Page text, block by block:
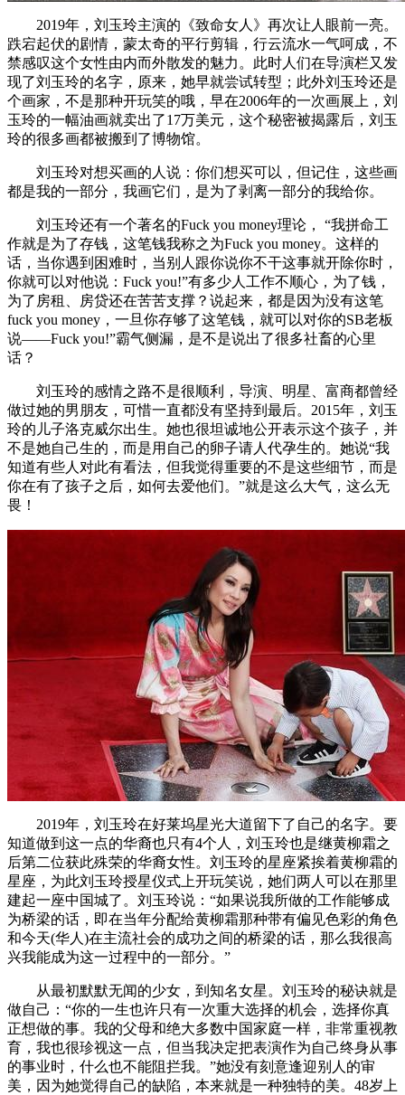
2019年，刘玉玲主演的《致命女人》再次让人眼前一亮。
跌宕起伏的剧情，蒙太奇的平行剪辑，行云流水一气呵成，不
禁感叹这个女性由内而外散发的魅力。此时人们在导演栏又发
现了刘玉玲的名字，原来，她早就尝试转型；此外刘玉玲还是
个画家，不是那种开玩笑的哦，早在2006年的一次画展上，刘
玉玲的一幅油画就卖出了17万美元，这个秘密被揭露后，刘玉
玲的很多画都被搬到了博物馆。
刘玉玲对想买画的人说：你们想买可以，但记住，这些画
都是我的一部分，我画它们，是为了剥离一部分的我给你。
刘玉玲还有一个著名的Fuck you money理论， “我拼命工
作就是为了存钱，这笔钱我称之为Fuck you money。这样的
话，当你遇到困难时，当别人跟你说你不干这事就开除你时，
你就可以对他说：Fuck you!”有多少人工作不顺心，为了钱，
为了房租、房贷还在苦苦支撑？说起来，都是因为没有这笔
fuck you money，一旦你存够了这笔钱，就可以对你的SB老板
说——Fuck you!”霸气侧漏，是不是说出了很多社畜的心里
话？
刘玉玲的感情之路不是很顺利，导演、明星、富商都曾经
做过她的男朋友，可惜一直都没有坚持到最后。2015年，刘玉
玲的儿子洛克威尔出生。她也很坦诚地公开表示这个孩子，并
不是她自己生的，而是用自己的卵子请人代孕生的。她说“我
知道有些人对此有看法，但我觉得重要的不是这些细节，而是
你在有了孩子之后，如何去爱他们。”就是这么大气，这么无
畏！
2019年，刘玉玲在好莱坞星光大道留下了自己的名字。要
知道做到这一点的华裔也只有4个人，刘玉玲也是继黄柳霜之
后第二位获此殊荣的华裔女性。刘玉玲的星座紧挨着黄柳霜的
星座，为此刘玉玲授星仪式上开玩笑说，她们两人可以在那里
建起一座中国城了。刘玉玲说：“如果说我所做的工作能够成
为桥梁的话，即在当年分配给黄柳霜那种带有偏见色彩的角色
和今天(华人)在主流社会的成功之间的桥梁的话，那么我很高
兴我能成为这一过程中的一部分。”
从最初默默无闻的少女，到知名女星。刘玉玲的秘诀就是
做自己：“你的一生也许只有一次重大选择的机会，选择你真
正想做的事。我的父母和绝大多数中国家庭一样，非常重视教
育，我也很珍视这一点，但当我决定把表演作为自己终身从事
的事业时，什么也不能阻拦我。”她没有刻意逢迎别人的审
美，因为她觉得自己的缺陷，本来就是一种独特的美。48岁上